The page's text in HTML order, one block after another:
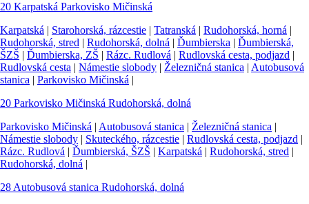
20 Karpatská Parkovisko Mičinská
Karpatská | Starohorská, rázcestie | Tatranská | Rudohorská, horná |
Rudohorská, stred | Rudohorská, dolná | Ďumbierska | Ďumbierská,
ŠZŠ | Ďumbierska, ZŠ | Rázc. Rudlová | Rudlovská cesta, podjazd |
Rudlovská cesta | Námestie slobody | Železničná stanica | Autobusová
stanica | Parkovisko Mičinská |
20 Parkovisko Mičinská Rudohorská, dolná
Parkovisko Mičinská | Autobusová stanica | Železničná stanica |
Námestie slobody | Skuteckého, rázcestie | Rudlovská cesta, podjazd |
Rázc. Rudlová | Ďumbierská, ŠZŠ | Karpatská | Rudohorská, stred |
Rudohorská, dolná |
28 Autobusová stanica Rudohorská, dolná